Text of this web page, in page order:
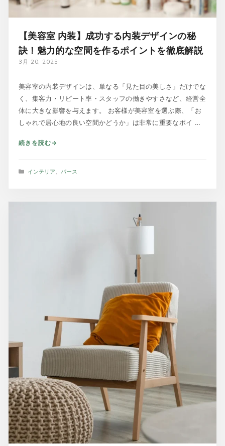
【美容室 内装】成功する内装デザインの秘
訣！魅力的な空間を作るポイントを徹底解説
3月 20, 2025
美容室の内装デザインは、単なる「見た目の美しさ」だけでな
く、集客力・リピート率・スタッフの働きやすさなど、経営全
体に大きな影響を与えます。 お客様が美容室を選ぶ際、「お
しゃれで居心地の良い空間かどうか」は非常に重要なポイ …
続きを読む
カ
ー
インテリア、 パース